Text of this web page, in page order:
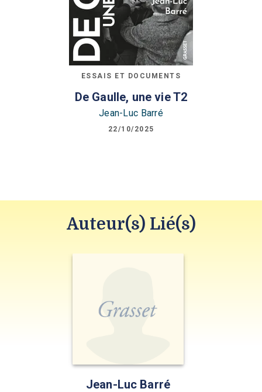
ESSAIS ET DOCUMENTS
De Gaulle, une vie T2
Jean-Luc Barré
22/10/2025
Auteur(s) Lié(s)
Jean-Luc Barré